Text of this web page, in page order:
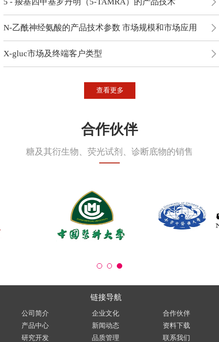
N-乙酰神经氨酸的产品技术参数 市场规模和市场应用
X-gluc市场及终端客户类型
查看更多
合作伙伴
糖及其衍生物、荧光试剂、诊断底物的销售
链接导航
公司简介 企业文化
合作伙伴
产品中心
新闻动态
资料下载
研究开发
品质管理 联系我们